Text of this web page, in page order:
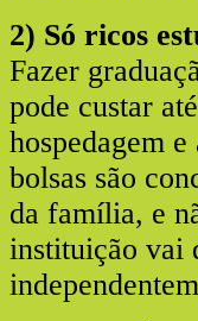
2) Só ricos
Fazer
pode custar
hospedagem
bolsas são
da família, e
instituição vai